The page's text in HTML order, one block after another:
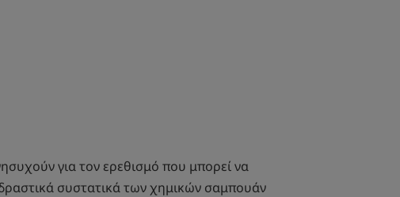
για τον ερεθισμό που μπορεί να
συστατικά των χημικών σαμπουάν